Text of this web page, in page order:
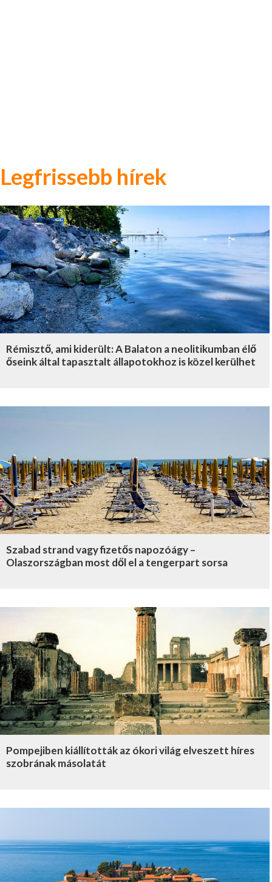
Legfrissebb hírek
Rémisztő, ami kiderült: A Balaton a neolitikumban élő
őseink által tapasztalt állapotokhoz is közel kerülhet
Szabad strand vagy fizetős napozóágy –
Olaszországban most dől el a tengerpart sorsa
Pompejiben kiállították az ókori világ elveszett híres
szobrának másolatát